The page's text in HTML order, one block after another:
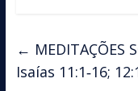
← MEDITAÇÕES
Isaías 11:1‑16;